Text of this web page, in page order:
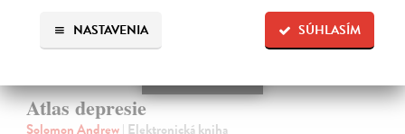
SÚHLASÍM
NASTAVENIA
Atlas depresie
Solomon Andrew| Elektronická kniha